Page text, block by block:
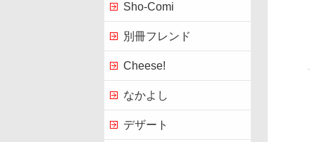
Sho-Comi
別冊フレンド
Cheese!
なかよし
デザート